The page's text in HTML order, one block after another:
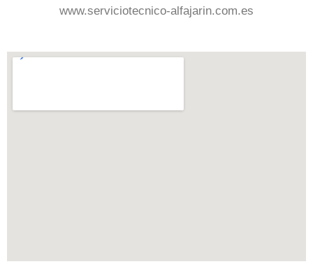
www.serviciotecnico-alfajarin.com.es